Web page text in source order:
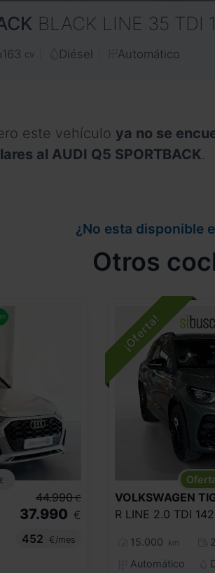
BLACK LINE 35 TDI
163 cv Diésel Automático
este vehículo ya no se
al AUDI Q5 SPORTBACK.
¿No esta disponible
Otros
€
44.990 €
37.990 €
452
€/mes
VOLKSWAGEN
15.000 km
Automático